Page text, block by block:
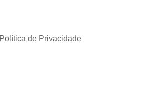
Política de Privacidade